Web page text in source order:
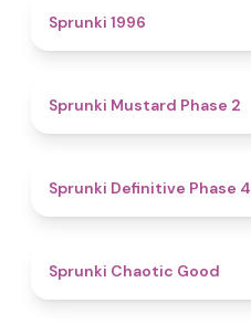
Sprunki 1996
Sprunki Mustard Phase 2
Sprunki Definitive Phase 4
Sprunki Chaotic Good